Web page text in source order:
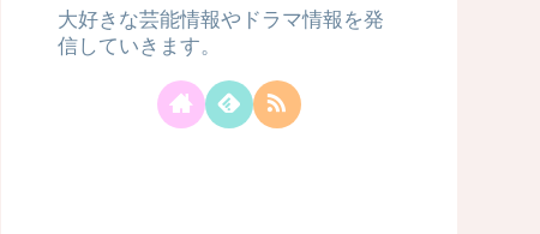
大好きな芸能情報やドラマ情報を発
信していきます。